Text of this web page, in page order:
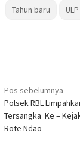
Tahun baru
Navigasi
pos
Pos sebelumnya
Polsek RBL
Tersangka Ke –
Rote Ndao